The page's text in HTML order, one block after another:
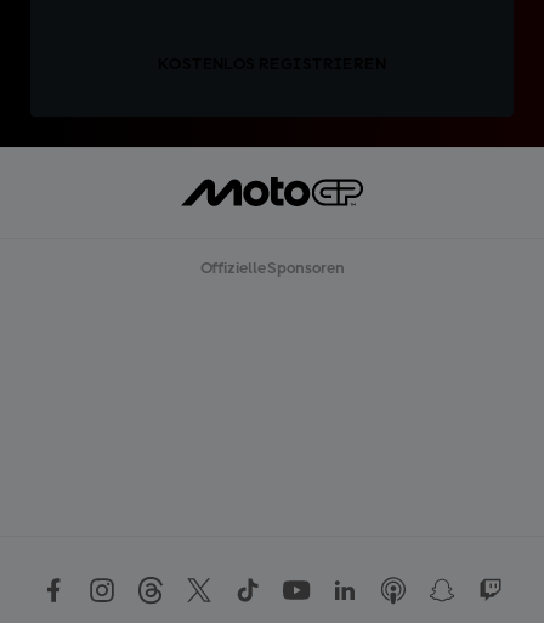
Offizielle Sponsoren